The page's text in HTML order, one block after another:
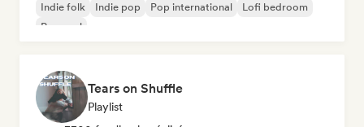
Indie folk
Indie pop Pop international
Lofi bedroom
Pop soul
Tears on Shuffle
Playlist